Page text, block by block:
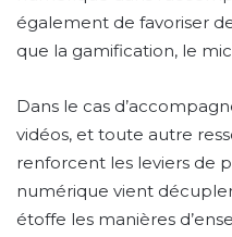
également de favoriser
que la gamification, le
Dans le cas
vidéos, et toute autre
renforcent les leviers de
numérique vient
étoffe les manières